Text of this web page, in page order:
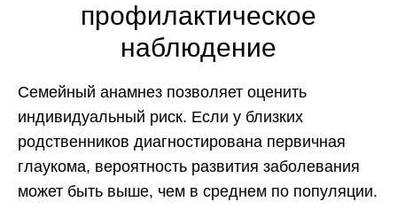
профилактическое
наблюдение
Семейный анамнез позволяет оценить
индивидуальный риск. Если у близких
родственников диагностирована первичная
глаукома, вероятность развития заболевания
может быть выше, чем в среднем по популяции.